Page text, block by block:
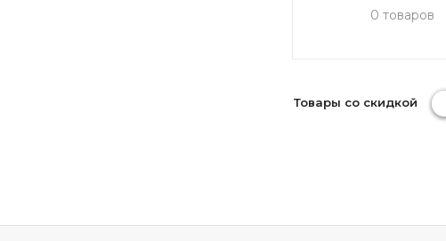
0 товаров
Товары со скидкой